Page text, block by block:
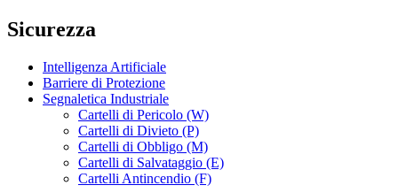
Sicurezza
Intelligenza Artificiale
Barriere di Protezione
Segnaletica Industriale
Cartelli di Pericolo (W)
Cartelli di Divieto (P)
Cartelli di Obbligo (M)
Cartelli di Salvataggio (E)
Cartelli Antincendio (F)